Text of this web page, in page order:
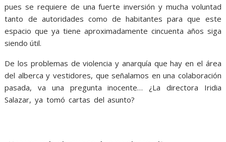
pues se requiere de una fuerte inversión y mucha voluntad
tanto de autoridades como de habitantes para que este
espacio que ya tiene aproximadamente cincuenta años siga
siendo útil.
De los problemas de violencia y anarquía que hay en el área
del alberca y vestidores, que señalamos en una colaboración
pasada, va una pregunta inocente… ¿La directora Iridia
Salazar, ya tomó cartas del asunto?